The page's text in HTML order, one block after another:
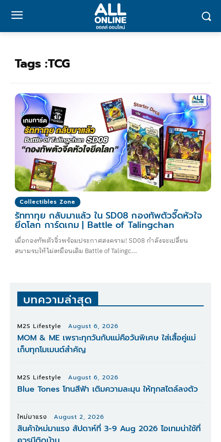
Tags :TCG
Collectibles Zone
รัททาทุย กลับมาแล้ว ใน SD08 กองทัพตัวจี๊ดหัวใจ
ยึดโลก การ์ดเกม | Battle of Talingchan
เมื่อกองทัพตัวจิ๋วพร้อมประกาศสงคราม! SD08 กำลังจะเปลี่ยน
สนามรบให้ไม่เหมือนเดิม Battle of Talingc...
บทความล่าสุด
M2S Lifestyle August 6, 2026
MOM & ME เพราะทุกวันกับแม่คือวันพิเศษ ใส่เสื้อคู่แม่
เก็บทุกโมเมนต์สำคัญ
M2S Lifestyle August 6, 2026
Blue Tones โทนสีฟ้า เติมความละมุน ให้ทุกสไตล์ลงตัว
ใหม่มาแรง August 2, 2026
สินค้าใหม่มาแรง สัปดาห์ที่ 3-9 Aug 2026 ไอเทมน่าใช้ที่